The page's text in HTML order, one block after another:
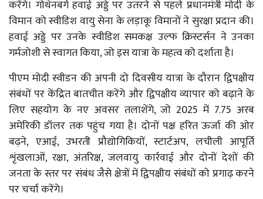
करेंगे। गोथेनबर्ग हवाई अड्डे पर उतरने से पहले प्रधानमंत्री मोदी के
विमान को स्वीडिश वायु सेना के लड़ाकू विमानों ने सुरक्षा प्रदान की।
हवाई अड्डे पर उनके स्वीडिश समकक्ष उल्फ क्रिस्टर्सन ने उनका
गर्मजोशी से स्वागत किया, जो इस यात्रा के महत्व को दर्शाता है।
पीएम मोदी स्वीडन की अपनी दो दिवसीय यात्रा के दौरान द्विपक्षीय
संबंधों पर केंद्रित बातचीत करेंगे और द्विपक्षीय व्यापार को बढ़ाने के
लिए सहयोग के नए अवसर तलाशेंगे, जो 2025 में 7.75 अरब
अमेरिकी डॉलर तक पहुंच गया है। दोनों पक्ष हरित ऊर्जा की ओर
बढ़ने, एआई, उभरती प्रौद्योगिकियों, स्टार्टअप, लचीली आपूर्ति
शृंखलाओं, रक्षा, अंतरिक्ष, जलवायु कार्रवाई और दोनों देशों की
जनता के स्तर पर संबंध जैसे क्षेत्रों में द्विपक्षीय संबंधों को प्रगाढ़ करने
पर चर्चा करेंगे।